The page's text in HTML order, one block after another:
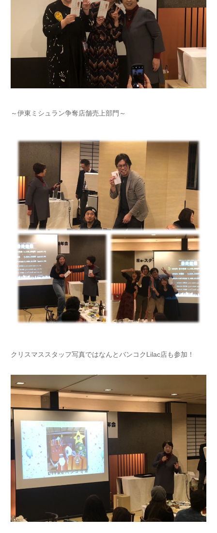
～伊東ミシュラン争奪店舗売上部門～
クリスマススタッフ写真ではなんとバンコクLilac店も参加！